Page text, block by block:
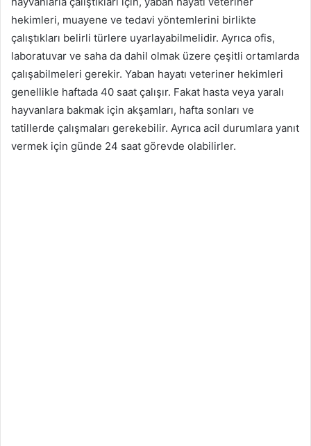
hekimleri, muayene ve tedavi yöntemlerini birlikte
çalıştıkları belirli türlere uyarlayabilmelidir. Ayrıca ofis,
laboratuvar ve saha da dahil olmak üzere çeşitli ortamlarda
çalışabilmeleri gerekir. Yaban hayatı veteriner hekimleri
genellikle haftada 40 saat çalışır. Fakat hasta veya yaralı
hayvanlara bakmak için akşamları, hafta sonları ve
tatillerde çalışmaları gerekebilir. Ayrıca acil durumlara yanıt
vermek için günde 24 saat görevde olabilirler.